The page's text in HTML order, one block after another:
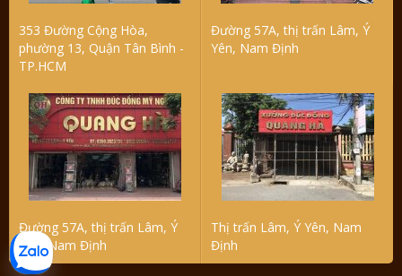
353 Đường Cộng Hòa,
phường 13, Quận Tân Bình -
TP.HCM
Đường 57A, thị trấn Lâm, Ý
Yên, Nam Định
Đường 57A, thị trấn Lâm, Ý
Yên, Nam Định
Thị trấn Lâm, Ý Yên, Nam
Định